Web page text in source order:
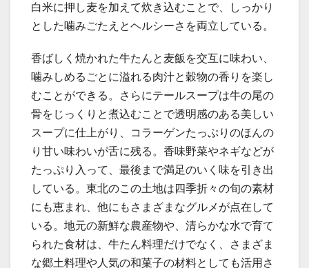
白米に押し麦を加えて炊き込むことで、しっかり
とした噛みごたえとヘルシーさを両立している。
香ばしく焼かれた牛たんと麦飯を交互に味わい、
噛みしめるごとに溢れる肉汁と穀物の香りを楽し
むことができる。さらにテールスープは牛の尾の
骨をじっくりと煮込むことで透明感のある美しい
スープに仕上がり、コラーゲンたっぷりのほんの
り甘い味わいが舌に残る。香味野菜やネギなどが
たっぷり入って、最後まで満足のいく味を引き出
している。東北のこの土地は四季折々の旬の素材
にも恵まれ、他にもさまざまなグルメが点在して
いる。地元の新鮮な農産物や、清らかな水で育て
られた食材は、牛たん料理だけでなく、さまざま
な郷土料理や人気の和菓子の材料としても活用さ